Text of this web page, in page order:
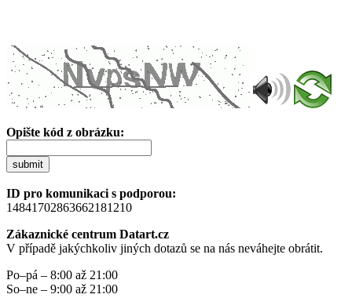
Opište kód z obrázku:
submit
ID pro komunikaci s podporou:
14841702863662181210
Zákaznické centrum Datart.cz
V případě jakýchkoliv jiných dotazů se na nás neváhejte obrátit.
Po–pá – 8:00 až 21:00
So–ne – 9:00 až 21:00